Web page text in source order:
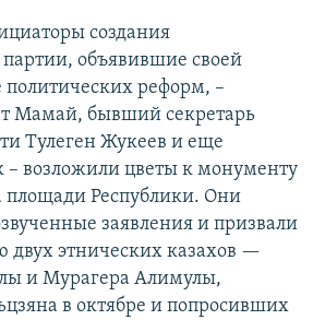
создания
объявившие своей
реформ, –
Мамай, бывший секретарь
Тулеген Жукеев и еще
– возложили цветы к монументу
площади Республики. Они
заявления и призвали
двух этнических казахов —
и Мурагера Алимулы,
в октябре и попросивших